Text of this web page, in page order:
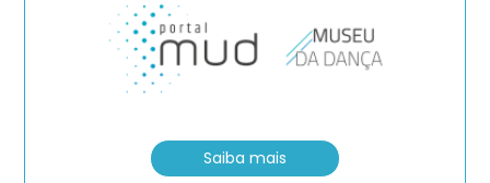
Saiba mais